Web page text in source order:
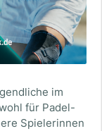
im
für Padel-
Spielerinnen